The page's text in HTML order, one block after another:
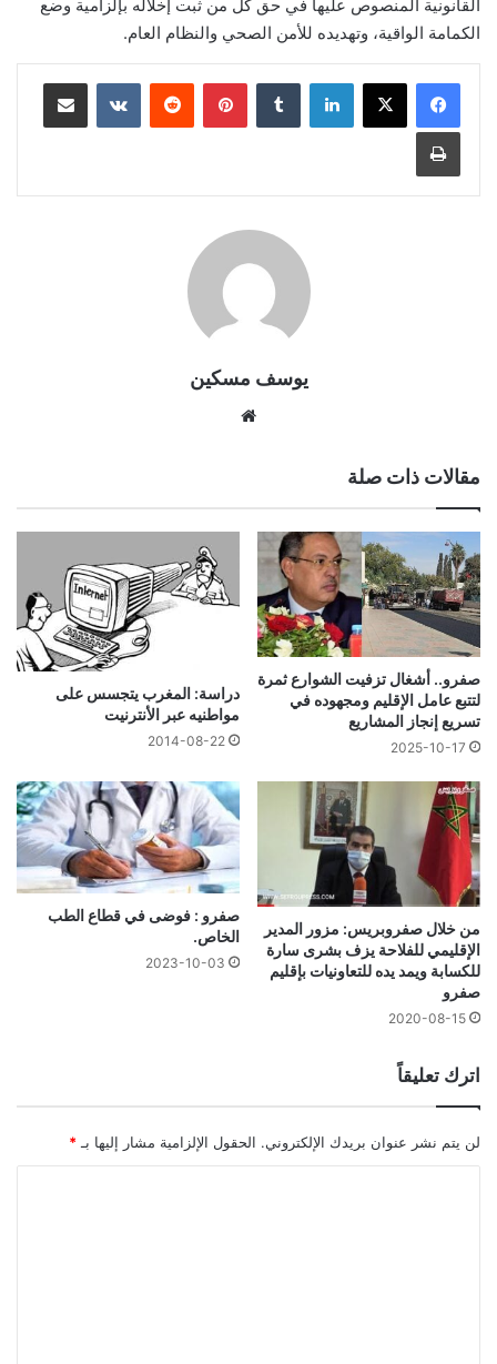
القانونية المنصوص عليها في حق كل من ثبت إخلاله بإلزامية وضع
الكمامة الواقية، وتهديده للأمن الصحي والنظام العام.
لينكدإن بينتيريست مشاركة عبر البريد
طباعة
يوسف مسكين
مقالات ذات صلة
صفرو.. أشغال تزفيت الشوارع ثمرة
لتتبع عامل الإقليم ومجهوده في
تسريع إنجاز المشاريع
2025-10-17
دراسة: المغرب يتجسس على
مواطنيه عبر الأنترنيت
2014-08-22
من خلال صفروبريس: مزور المدير
الإقليمي للفلاحة يزف بشرى سارة
للكسابة ويمد يده للتعاونيات بإقليم
صفرو
2020-08-15
صفرو : فوضى في قطاع الطب
الخاص.
2023-10-03
اترك تعليقاً
لن يتم نشر عنوان بريدك الإلكتروني. الحقول الإلزامية مشار إليها بـ *